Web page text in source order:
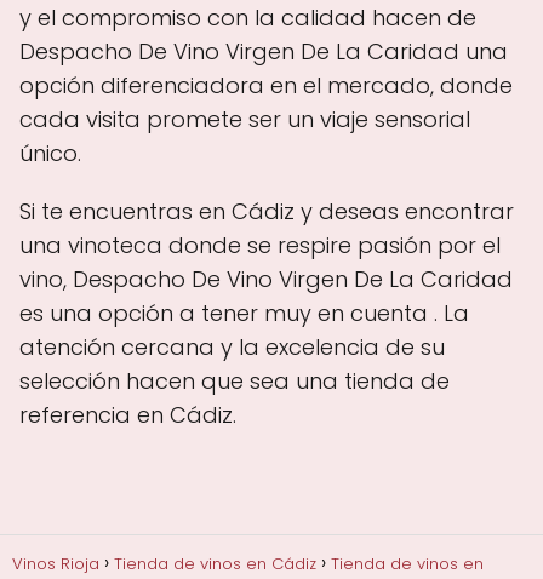
y el compromiso con la calidad hacen de
Despacho De Vino Virgen De La Caridad una
opción diferenciadora en el mercado, donde
cada visita promete ser un viaje sensorial
único.
Si te encuentras en Cádiz y deseas encontrar
una vinoteca donde se respire pasión por el
vino, Despacho De Vino Virgen De La Caridad
es una opción a tener muy en cuenta . La
atención cercana y la excelencia de su
selección hacen que sea una tienda de
referencia en Cádiz.
Vinos Rioja Tienda de vinos en Cádiz Tienda de vinos en